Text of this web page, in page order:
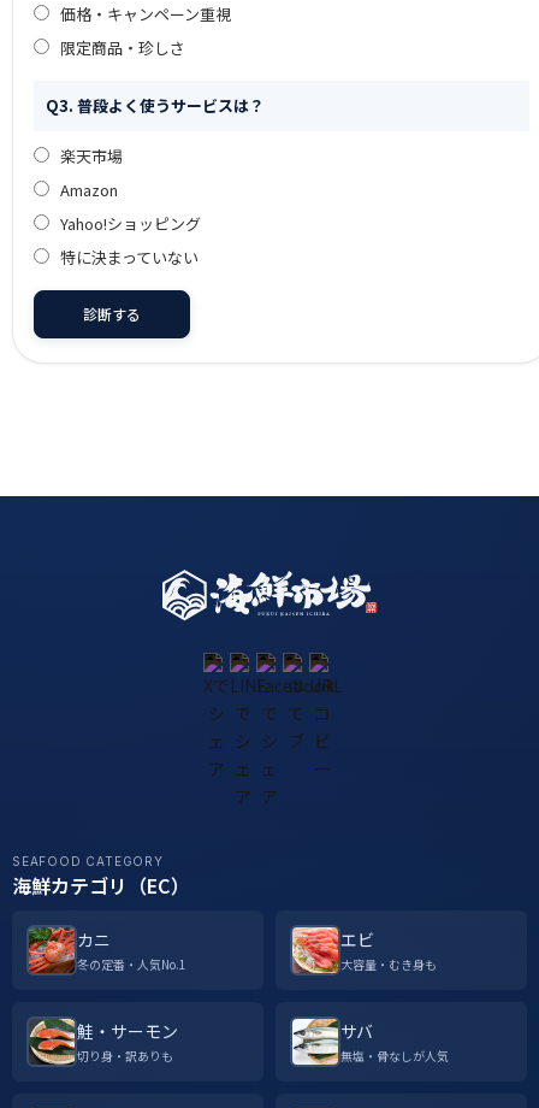
価格・キャンペーン重視
限定商品・珍しさ
Q3. 普段よく使うサービスは？
楽天市場
Amazon
Yahoo!ショッピング
特に決まっていない
診断する
SEAFOOD CATEGORY
海鮮カテゴリ（EC）
カニ
冬の定番・人気No.1
エビ
大容量・むき身も
鮭・サーモン
切り身・訳ありも
サバ
無塩・骨なしが人気